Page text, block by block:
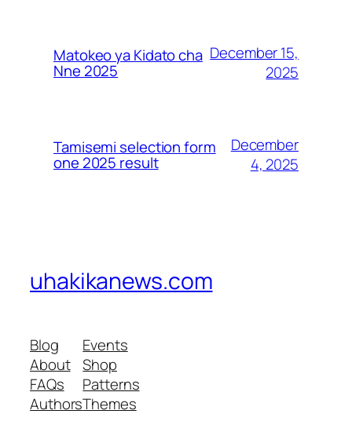
Matokeo ya Kidato cha
Nne 2025
December 15,
2025
Tamisemi selection form
one 2025 result
December
4, 2025
uhakikanews.com
Blog
About
FAQs
Authors
Events
Shop
Patterns
Themes